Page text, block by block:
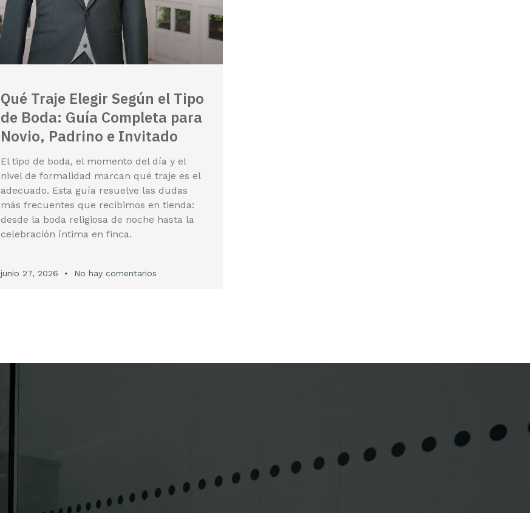
Qué Traje Elegir Según el Tipo
de Boda: Guía Completa para
Novio, Padrino e Invitado
El tipo de boda, el momento del día y el
nivel de formalidad marcan qué traje es el
adecuado. Esta guía resuelve las dudas
más frecuentes que recibimos en tienda:
desde la boda religiosa de noche hasta la
celebración íntima en finca.
junio 27, 2026 No hay comentarios